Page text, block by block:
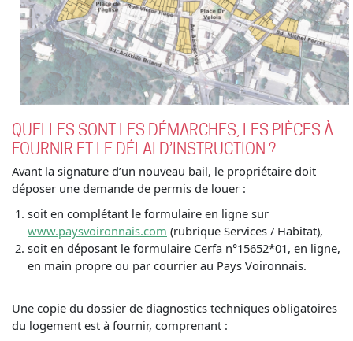
QUELLES SONT LES DÉMARCHES, LES PIÈCES À
FOURNIR ET LE DÉLAI D’INSTRUCTION ?
Avant la signature d’un nouveau bail, le propriétaire doit
déposer une demande de permis de louer :
soit en complétant le formulaire en ligne sur
www.paysvoironnais.com (rubrique Services / Habitat),
soit en déposant le formulaire Cerfa n°15652*01, en ligne,
en main propre ou par courrier au Pays Voironnais.
Une copie du dossier de diagnostics techniques obligatoires
du logement est à fournir, comprenant :